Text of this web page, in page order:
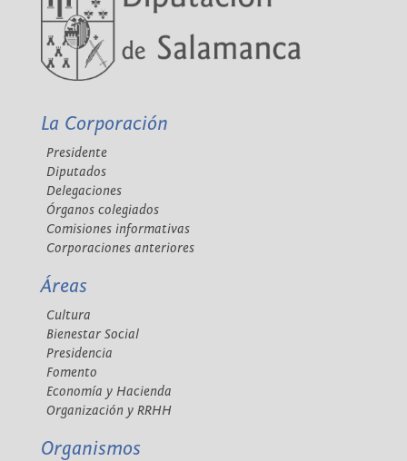
La Corporación
Presidente
Diputados
Delegaciones
Órganos colegiados
Comisiones informativas
Corporaciones anteriores
Áreas
Cultura
Bienestar Social
Presidencia
Fomento
Economía y Hacienda
Organización y RRHH
Organismos